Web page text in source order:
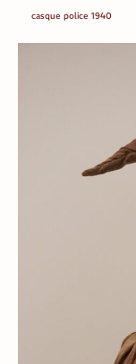
casque police 1940